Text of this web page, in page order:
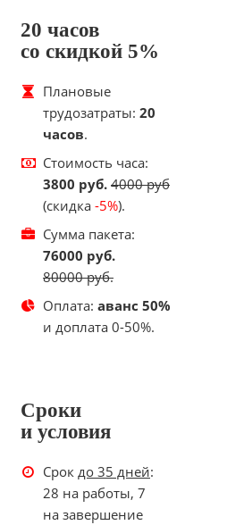
20 часов
со скидкой 5%
Плановые
трудозатраты: 20
часов.
Стоимость часа:
3800 руб. 4000 руб
(cкидка -5%).
Сумма пакета:
76000 руб.
80000 руб.
Оплата: аванс 50%
и доплата 0-50%.
Сроки
и условия
Срок до 35 дней:
28 на работы, 7
на завершение